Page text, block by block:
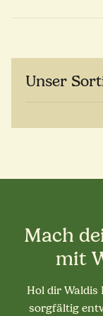
Unser
Mach
mit
Hol dir Waldis
sorgfältig